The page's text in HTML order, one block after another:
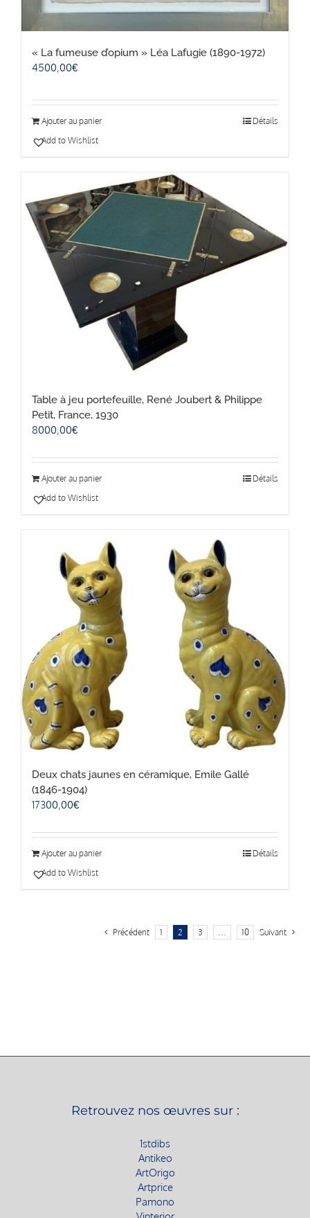
« La fumeuse d’opium » Léa Lafugie (1890-1972)
4500,00€
Ajouter au panier
Détails
Add to Wishlist
Table à jeu portefeuille, René Joubert & Philippe
Petit, France, 1930
8000,00€
Ajouter au panier
Détails
Add to Wishlist
Deux chats jaunes en céramique, Emile Gallé
(1846-1904)
17300,00€
Ajouter au panier
Détails
Add to Wishlist
Précédent 1 2 3 10 Suivant
Retrouvez nos œuvres sur :
1stdibs
Antikeo
ArtOrigo
Artprice
Pamono